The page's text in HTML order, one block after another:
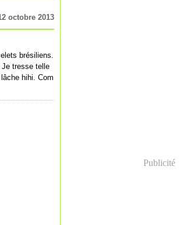
octobre 2013
brésiliens.
tresse telle
hihi. Com
Publicité